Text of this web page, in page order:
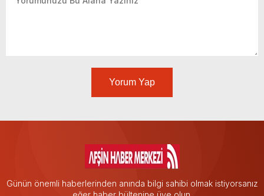
Yorum Yap
Günün önemli haberlerinden anında bilgi sahibi olmak istiyorsanız